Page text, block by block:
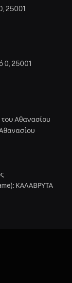
25001
0, 25001
Αθανασίου
ΚΑΛΑΒΡΥΤΑ